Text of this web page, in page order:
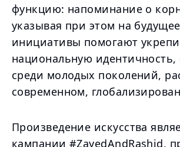
функцию: напоминание о
указывая при этом на
инициативы помогают
национальную идентичность,
среди молодых поколений,
современном,
Произведение искусства
кампании #ZayedAndRashid,